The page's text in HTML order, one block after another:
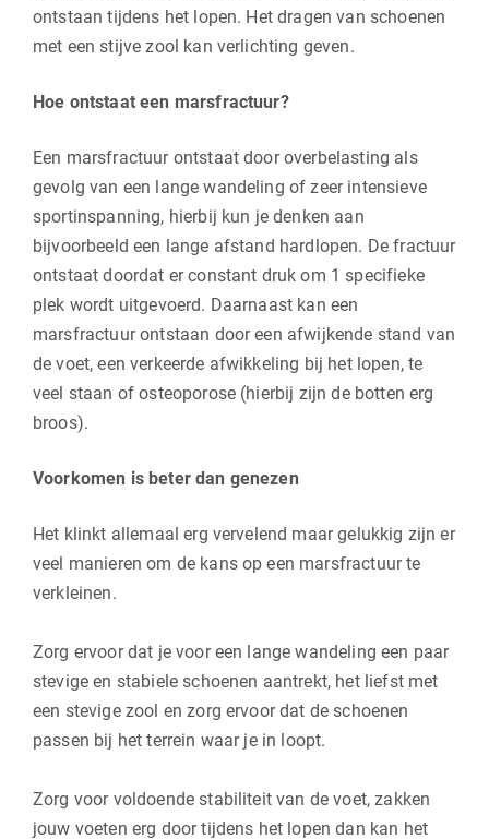
ontstaan tijdens het lopen. Het dragen van schoenen
met een stijve zool kan verlichting geven.
Hoe ontstaat een marsfractuur?
Een marsfractuur ontstaat door overbelasting als
gevolg van een lange wandeling of zeer intensieve
sportinspanning, hierbij kun je denken aan
bijvoorbeeld een lange afstand hardlopen. De fractuur
ontstaat doordat er constant druk om 1 specifieke
plek wordt uitgevoerd. Daarnaast kan een
marsfractuur ontstaan door een afwijkende stand van
de voet, een verkeerde afwikkeling bij het lopen, te
veel staan of osteoporose (hierbij zijn de botten erg
broos).
Voorkomen is beter dan genezen
Het klinkt allemaal erg vervelend maar gelukkig zijn er
veel manieren om de kans op een marsfractuur te
verkleinen.
Zorg ervoor dat je voor een lange wandeling een paar
stevige en stabiele schoenen aantrekt, het liefst met
een stevige zool en zorg ervoor dat de schoenen
passen bij het terrein waar je in loopt.
Zorg voor voldoende stabiliteit van de voet, zakken
jouw voeten erg door tijdens het lopen dan kan het